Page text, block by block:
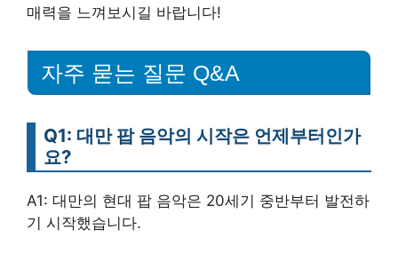
매력을 느껴보시길 바랍니다!
자주 묻는 질문 Q&A
Q1: 대만 팝 음악의 시작은 언제부터인가
요?
A1: 대만의 현대 팝 음악은 20세기 중반부터 발전하
기 시작했습니다.